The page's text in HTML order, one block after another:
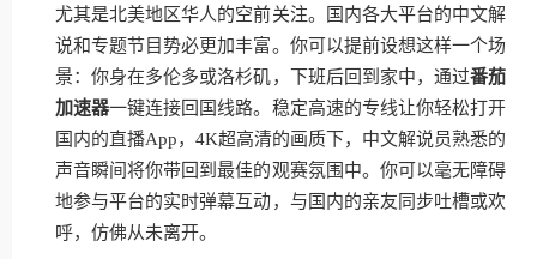
尤其是北美地区华人的空前关注。国内各大平台的中文解
说和专题节目势必更加丰富。你可以提前设想这样一个场
景：你身在多伦多或洛杉矶，下班后回到家中，通过番茄
加速器一键连接回国线路。稳定高速的专线让你轻松打开
国内的直播App，4K超高清的画质下，中文解说员熟悉的
声音瞬间将你带回到最佳的观赛氛围中。你可以毫无障碍
地参与平台的实时弹幕互动，与国内的亲友同步吐槽或欢
呼，仿佛从未离开。